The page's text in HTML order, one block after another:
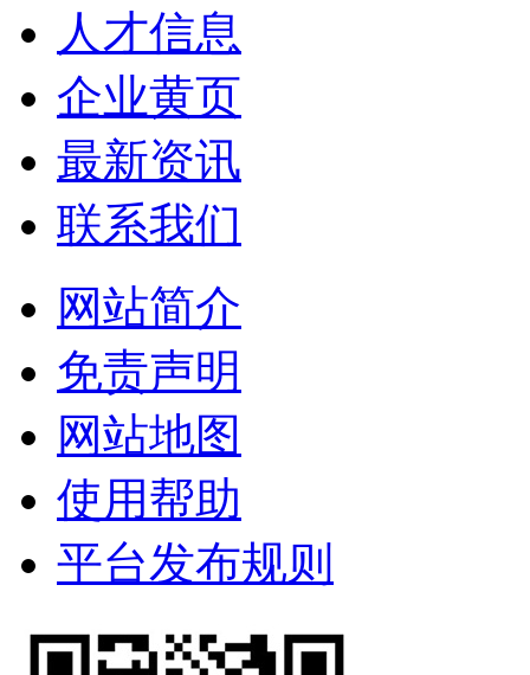
人才信息
企业黄页
最新资讯
联系我们
网站简介
免责声明
网站地图
使用帮助
平台发布规则